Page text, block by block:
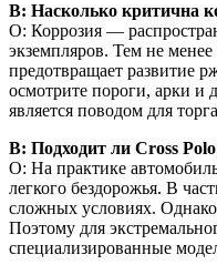
В: Насколько критична
О: Коррозия —
экземпляров. Тем не менее
предотвращает развитие
осмотрите пороги, арки и
является поводом для
В: Подходит ли Cross
О: На практике
легкого бездорожья. В
сложных условиях.
Поэтому для
специализированные